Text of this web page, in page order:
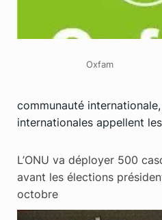
Oxfam
communauté
internationales appellent
L’ONU va déployer 500
avant les élections
octobre